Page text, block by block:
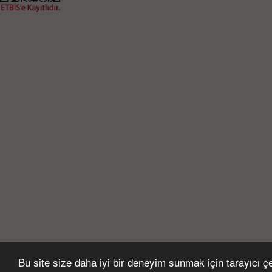
Bu site size daha iyi bir deneyim sunmak için tarayıcı